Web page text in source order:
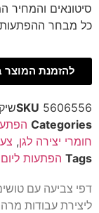
סיטונאים והמחיר
כל מבחר ההפתעות
להזמנת
SKU 5606556שיק-03
Categories
חומרי יצירה לגן,
Tags הפתעות
דפי צביעה עם
ליצירת עבודות